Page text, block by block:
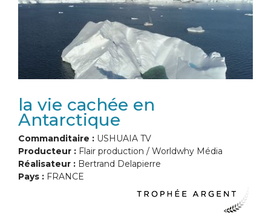
la vie cachée en
Antarctique
Commanditaire : USHUAIA TV
Producteur : Flair production / Worldwhy Média
Réalisateur : Bertrand Delapierre
Pays : FRANCE